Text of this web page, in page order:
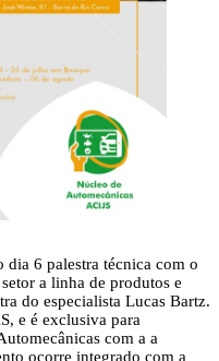
dia 6 palestra técnica com o
a linha de produtos e
do especialista Lucas Bartz.
e é exclusiva para
com a a
ocorre integrado com a